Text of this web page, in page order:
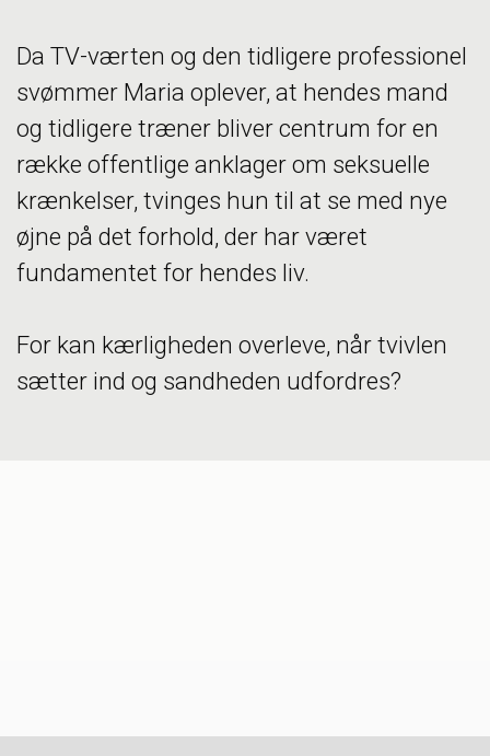
Da TV-værten og den tidligere professionel
svømmer Maria oplever, at hendes mand
og tidligere træner bliver centrum for en
række offentlige anklager om seksuelle
krænkelser, tvinges hun til at se med nye
øjne på det forhold, der har været
fundamentet for hendes liv.
For kan kærligheden overleve, når tvivlen
sætter ind og sandheden udfordres?